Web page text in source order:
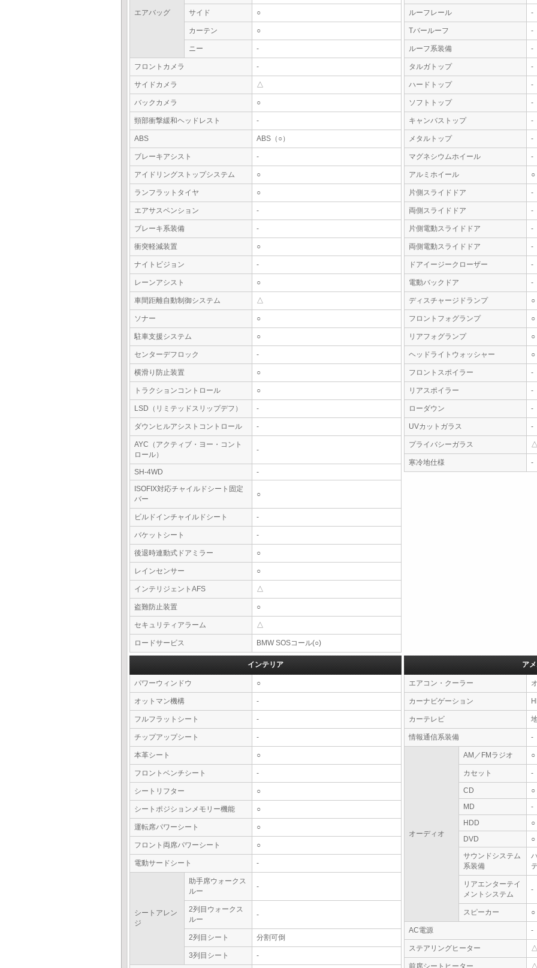
エアバッグ サイド ○
カーテン ○
ニー -
フロントカメラ -
サイドカメラ △
バックカメラ ○
頸部衝撃緩和ヘッドレスト -
ABS ABS（○）
ブレーキアシスト -
アイドリングストップシステム ○
ランフラットタイヤ ○
エアサスペンション -
ブレーキ系装備 -
衝突軽減装置 ○
ナイトビジョン -
レーンアシスト ○
車間距離自動制御システム △
ソナー ○
駐車支援システム ○
センターデフロック -
横滑り防止装置 ○
トラクションコントロール ○
LSD（リミテッドスリップデフ） -
ダウンヒルアシストコントロール -
AYC（アクティブ・ヨー・コント
ロール）
-
SH-4WD
-
ISOFIX対応チャイルドシート固定
バー
○
ビルドインチャイルドシート -
バケットシート -
後退時連動式ドアミラー ○
レインセンサー ○
インテリジェントAFS △
盗難防止装置 ○
セキュリティアラーム △
ロードサービス BMW SOSコール(○)
ルーフレール -
Tバールーフ -
ルーフ系装備 -
タルガトップ -
ハードトップ -
ソフトトップ -
キャンバストップ -
メタルトップ -
マグネシウムホイール -
アルミホイール ○
片側スライドドア -
両側スライドドア -
片側電動スライドドア -
両側電動スライドドア -
ドアイージークローザー -
電動バックドア -
ディスチャージドランプ ○
フロントフォグランプ ○
リアフォグランプ ○
ヘッドライトウォッシャー ○
フロントスポイラー -
リアスポイラー -
ローダウン -
UVカットガラス -
プライバシーガラス △
寒冷地仕様 -
インテリア
パワーウィンドウ ○
オットマン機構 -
フルフラットシート -
チップアップシート -
本革シート ○
フロントベンチシート -
シートリフター ○
シートポジションメモリー機能 ○
運転席パワーシート ○
フロント両席パワーシート ○
電動サードシート -
シートアレン
ジ
助手席ウォークス
ルー
-
2列目ウォークス
ルー
-
2列目シート 分割可倒
3列目シート -
ア
エアコン・クーラー
カーナビゲーション
カーテレビ
情報通信系装備 -
オーディオ
AM／FMラジオ ○
カセット -
CD
○
MD
-
HDD
○
DVD
○
サウンドシステム
系装備
リアエンターテイ
メントシステム
-
スピーカー ○
AC電源 -
ステアリングヒーター △
前席シートヒーター △